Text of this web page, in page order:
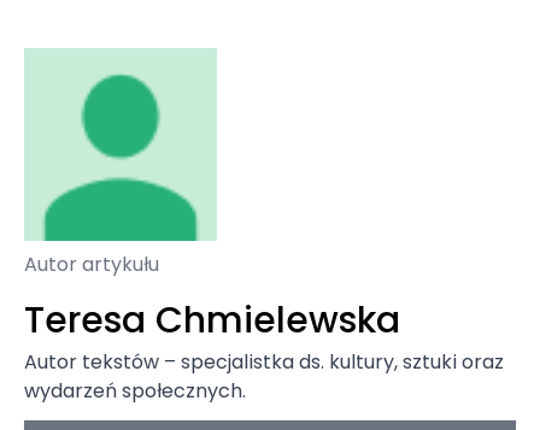
Autor artykułu
Teresa Chmielewska
Autor tekstów – specjalistka ds. kultury, sztuki oraz
wydarzeń społecznych.